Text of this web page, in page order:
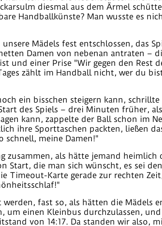
diesmal aus dem Ärmel
Handballkünste? Man wusste es
Mädels fest entschlossen, das
Damen von nebenan antraten –
und einer Prise "Wir gegen den Rest
zählt im Handball nicht, wer du
ein bisschen steigern kann,
des Spiels – drei Minuten früher,
kann, zappelte der Ball schon im
ihre Sporttaschen packten, ließen
schnell, meine Damen!"
zusammen, als hätte jemand heimlich
Start, die man sich wünscht, es sei
Timeout-Karte gerade zur rechten
fast so, als hätten die Mädels
um einen Kleinbus durchzulassen,
von 14:17. Da standen wir also,